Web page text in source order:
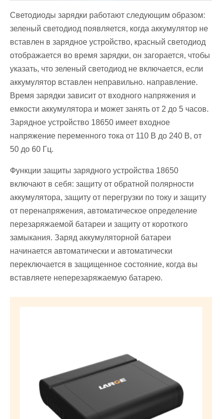
Светодиоды зарядки работают следующим образом:
зеленый светодиод появляется, когда аккумулятор не
вставлен в зарядное устройство, красный светодиод
отображается во время зарядки, он загорается, чтобы
указать, что зеленый светодиод не включается, если
аккумулятор вставлен неправильно. направление.
Время зарядки зависит от входного напряжения и
емкости аккумулятора и может занять от 2 до 5 часов.
Зарядное устройство 18650 имеет входное
напряжение переменного тока от 110 В до 240 В, от
50 до 60 Гц.
Функции защиты зарядного устройства 18650
включают в себя: защиту от обратной полярности
аккумулятора, защиту от перегрузки по току и защиту
от перенапряжения, автоматическое определение
перезаряжаемой батареи и защиту от короткого
замыкания. Заряд аккумуляторной батареи
начинается автоматически и автоматически
переключается в защищенное состояние, когда вы
вставляете неперезаряжаемую батарею.